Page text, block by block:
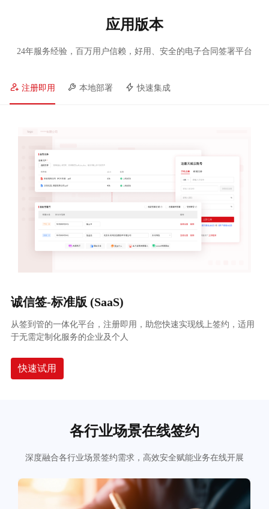
应用版本
24年服务经验，百万用户信赖，好用、安全的电子合同签署平台
注册即用 本地部署 快速集成
诚信签-标准版 (SaaS)
从签到管的一体化平台，注册即用，助您快速实现线上签约，适用
于无需定制化服务的企业及个人
快速试用
各行业场景在线签约
深度融合各行业场景签约需求，高效安全赋能业务在线开展